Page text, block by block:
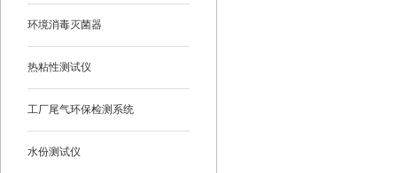
环境消毒灭菌器
热粘性测试仪
工厂尾气环保检测系统
水份测试仪